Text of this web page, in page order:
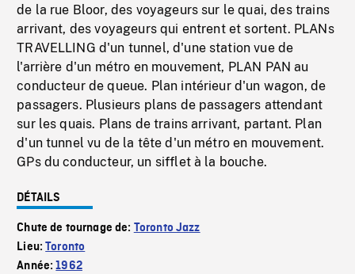
de la rue Bloor, des voyageurs sur le quai, des trains
arrivant, des voyageurs qui entrent et sortent. PLANs
TRAVELLING d'un tunnel, d'une station vue de
l'arrière d'un métro en mouvement, PLAN PAN au
conducteur de queue. Plan intérieur d'un wagon, de
passagers. Plusieurs plans de passagers attendant
sur les quais. Plans de trains arrivant, partant. Plan
d'un tunnel vu de la tête d'un métro en mouvement.
GPs du conducteur, un sifflet à la bouche.
DÉTAILS
Chute de tournage de: Toronto Jazz
Lieu:Toronto
Année:1962